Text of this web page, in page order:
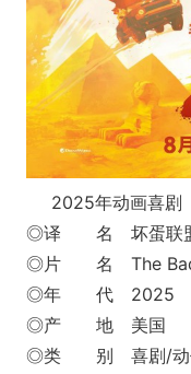
2025年动画喜剧
◎译 名 坏蛋联盟
◎片 名 The Bad
◎年 代 2025
◎产 地 美国
◎类 别 喜剧/动作